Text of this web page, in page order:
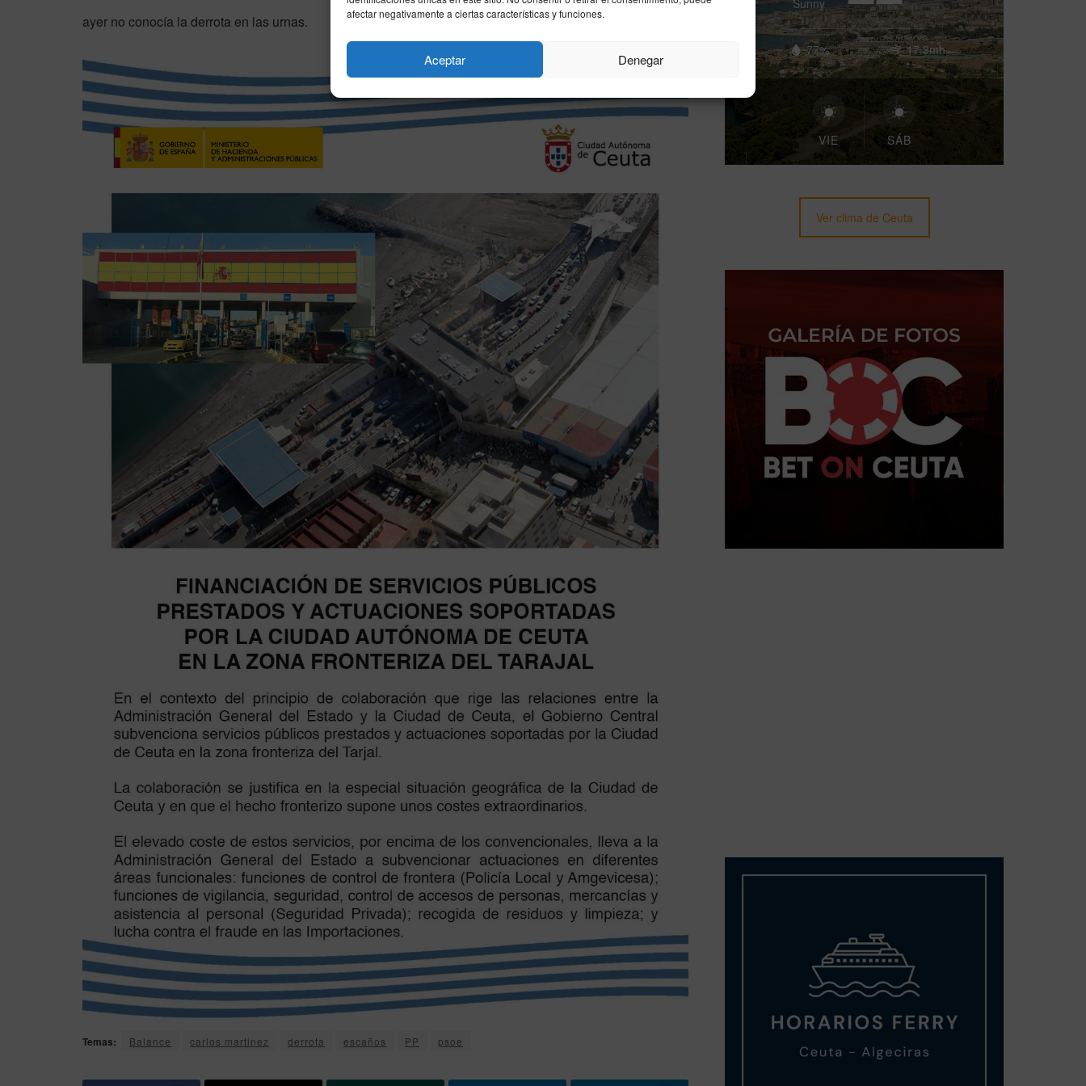
afectar negativamente a ciertas características y funciones.
Aceptar Denegar
ayer no conocía la derrota en las urnas.
Temas: Balance carlos martinez derrota escaños PP psoe
Sunny
77% 17.3mh
VIE SÁB
Ver clima de Ceuta